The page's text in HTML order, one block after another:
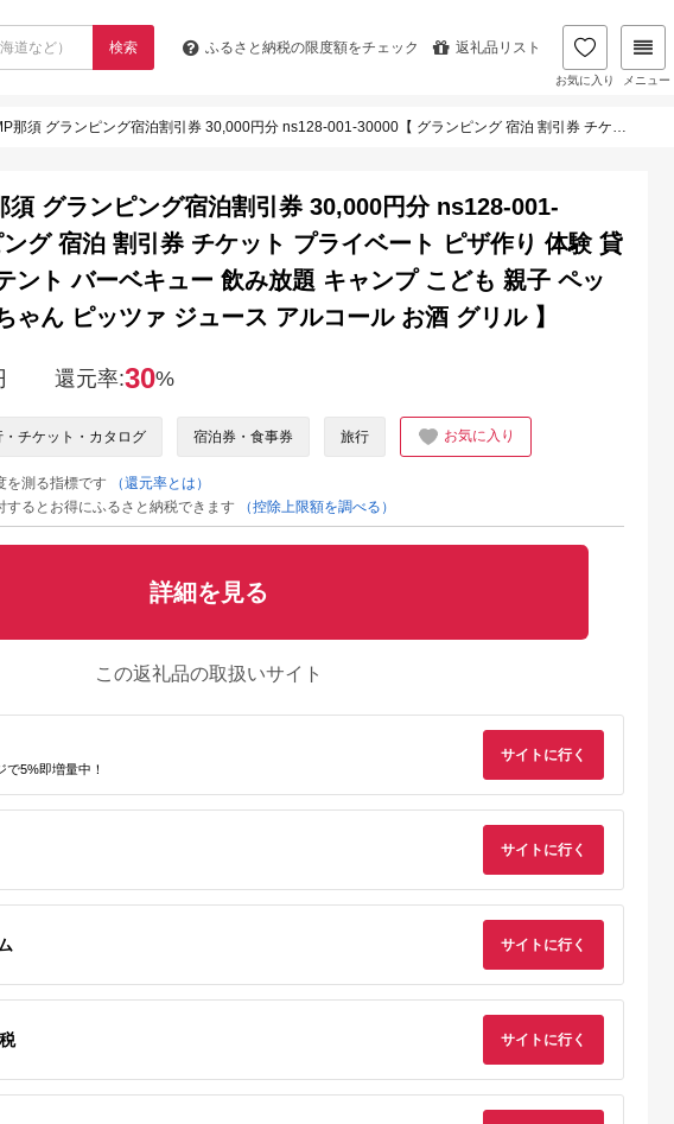
検索 ふるさと納税の限度額をチェック 返礼品リスト
お気に入り メニュー
割引券 30,000円分 ns128-001-30000【 グランピング 宿泊 割引券 チケット プライベート ピザ作り 体験 貸切 サウナ ドームテント バーベキュー 飲み放題 キャンプ こども 親子 ペット泊 わんこ ワンちゃん ピッツァ ジュース アルコール お酒 グリル 】
円分 コ
はじめ
ン マ
ルチ
ず 満喫 宿泊 補助
券 （6千円分）
円分 あしずり温泉郷
旅行券 トラベル ペア
【ふるさと納税】【糸
満市】しろくまツアー
で利用可能なWEB旅
行クーポン(6万円分）
200,000
【ふるさと納税】軽
沢 星野リゾート ふる
さと納税宿泊ギフト
(300,000円分) 宿泊
星のや軽井沢 ホテル
ブレストンコート
け：※ご注文からお
んので予めご了承願
1,000,000
須 グランピング宿泊割引券 30,000円分 ns128-001-
グ 宿泊 割引券 チケット プライベート ピザ作り 体験 貸
ント バーベキュー 飲み放題 キャンプ こども 親子 ペッ
ゃん ピッツァ ジュース アルコール お酒 グリル 】
還元率:30%
・チケット・カタログ 宿泊券・食事券 旅行 お気に入り
測る指標です
（還元率とは）
るとお得にふるさと納税できます
（控除上限額を調べる）
詳細を見る
この返礼品の取扱いサイト
5%即増量中！
サイトに行く
サイトに行く
サイトに行く
サイトに行く